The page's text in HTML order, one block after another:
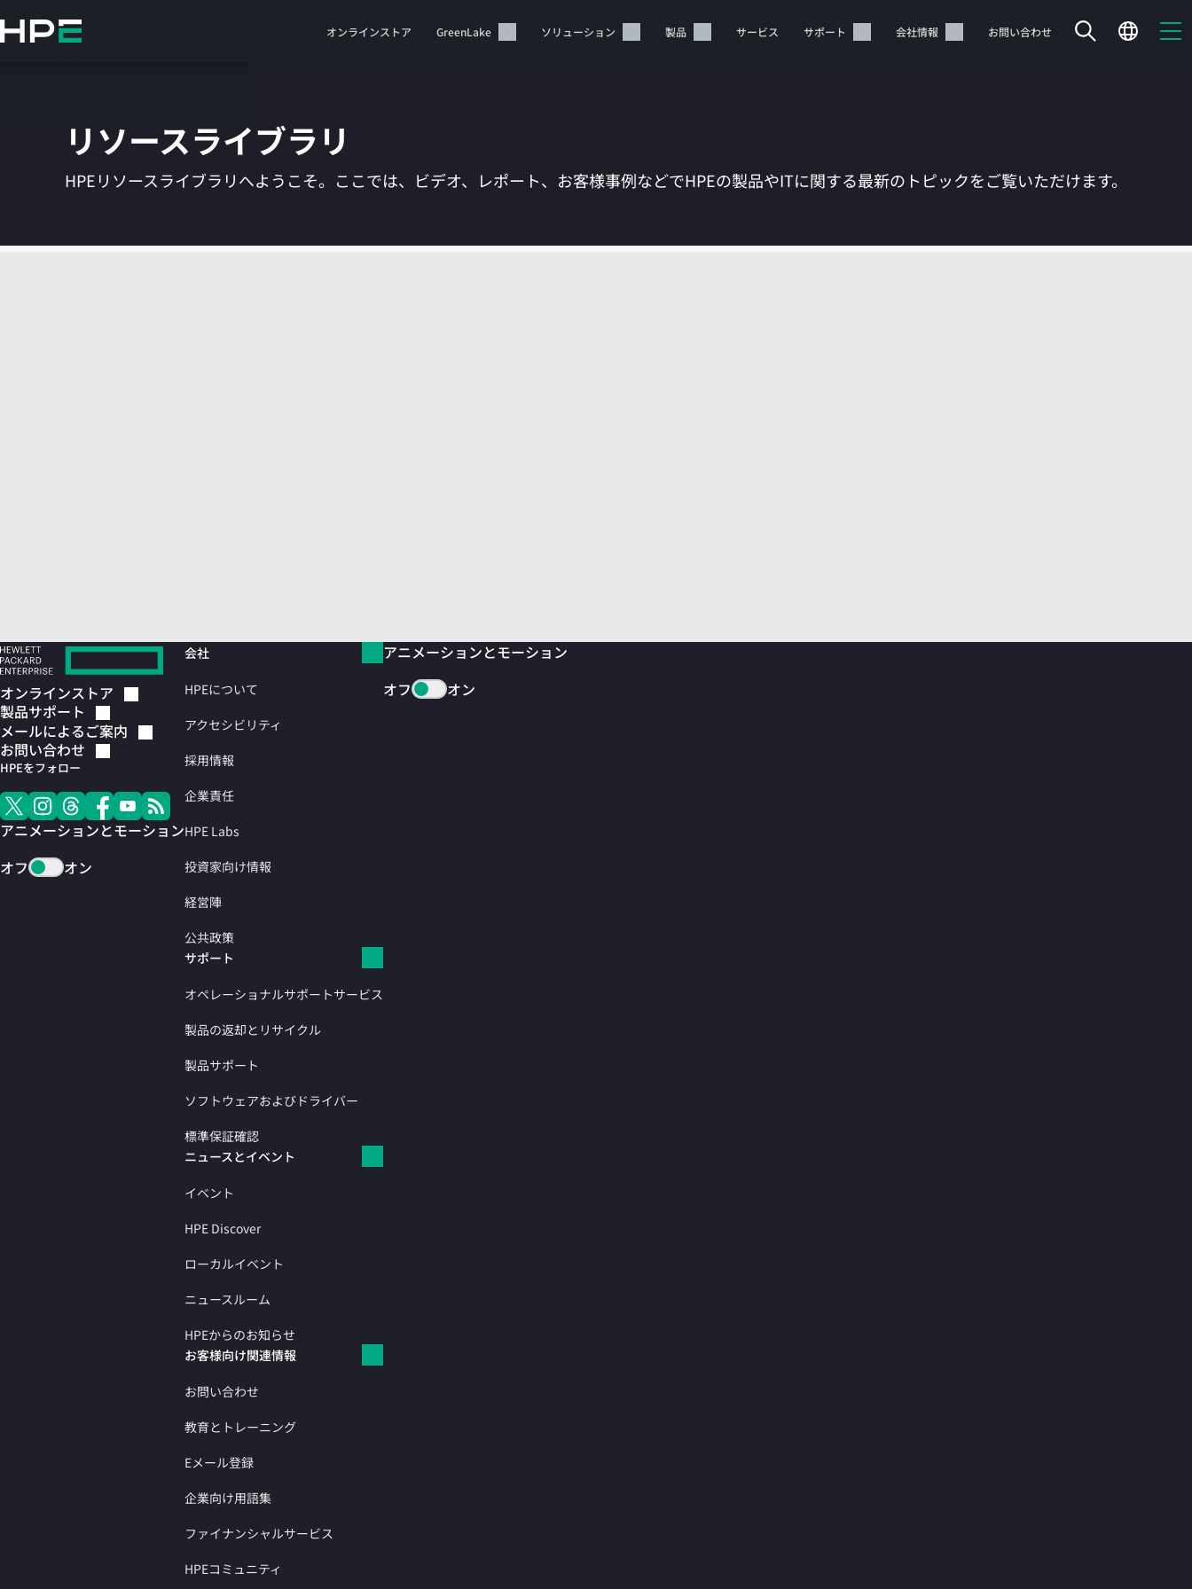
イ
ッ
オンラインストア GreenLake ソリューション 製品 サービス サポート 会社情報 お問い合わせ
カートは空です
リソースライブラリ
HPEリソースライブラリへようこそ。ここでは、ビデオ、レポート、お客様事例などでHPEの製品やITに関する最新のトピックをご覧いただけます。
オンラインストア
製品サポート
メールによるご案内
お問い合わせ
HPEをフォロー
アニメーションとモーション
オフ
オン
会社
HPEについて
アクセシビリティ
採用情報
企業責任
HPE Labs
投資家向け情報
経営陣
公共政策
サポート
オペレーショナルサポートサービス
製品の返却とリサイクル
製品サポート
ソフトウェアおよびドライバー
標準保証確認
ニュースとイベント
イベント
HPE Discover
ローカルイベント
ニュースルーム
HPEからのお知らせ
お客様向け関連情報
お問い合わせ
教育とトレーニング
Eメール登録
企業向け用語集
ファイナンシャルサービス
HPEコミュニティ
アニメーションとモーション
オフ
オン